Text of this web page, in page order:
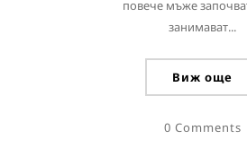
повече мъже
занимават...
Виж още
0 Comments